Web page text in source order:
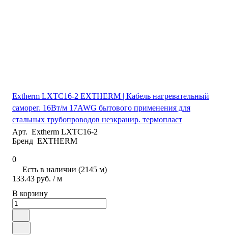
Extherm LXTC16-2 EXTHERM | Кабель нагревательный
саморег. 16Вт/м 17AWG бытового применения для
стальных трубопроводов неэкранир. термопласт
Арт. Extherm LXTC16-2
Бренд EXTHERM
0
Есть в наличии (2145 м)
133.43 руб. / м
В корзину